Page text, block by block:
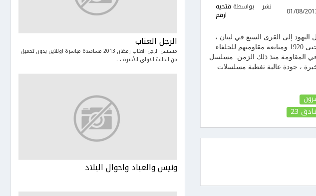
نشر بواسطة قتحيه
ارقم
اليهود إلى القرى السبع في لبنان ،
حيث يبرز المسلسل وقفة أهالي جبل عامل الصلبة بجانب الحركة العربية من 1916 وحتى 1920 ومتابعة مقاومتهم للحلفاء
في المقاومة منذ ذلك الزمن. مسلسل
للأخيرة ، جودة عالية تغطية مسلسلات
23
الرجل العناب
مسلسل الرجل العناب رمضان 2013 مشاهدة مباشرة اونلاين بدون تحميل
من الحلقة الاولى للأخيرة ،...
ونيس والعباد واحوال البلاد